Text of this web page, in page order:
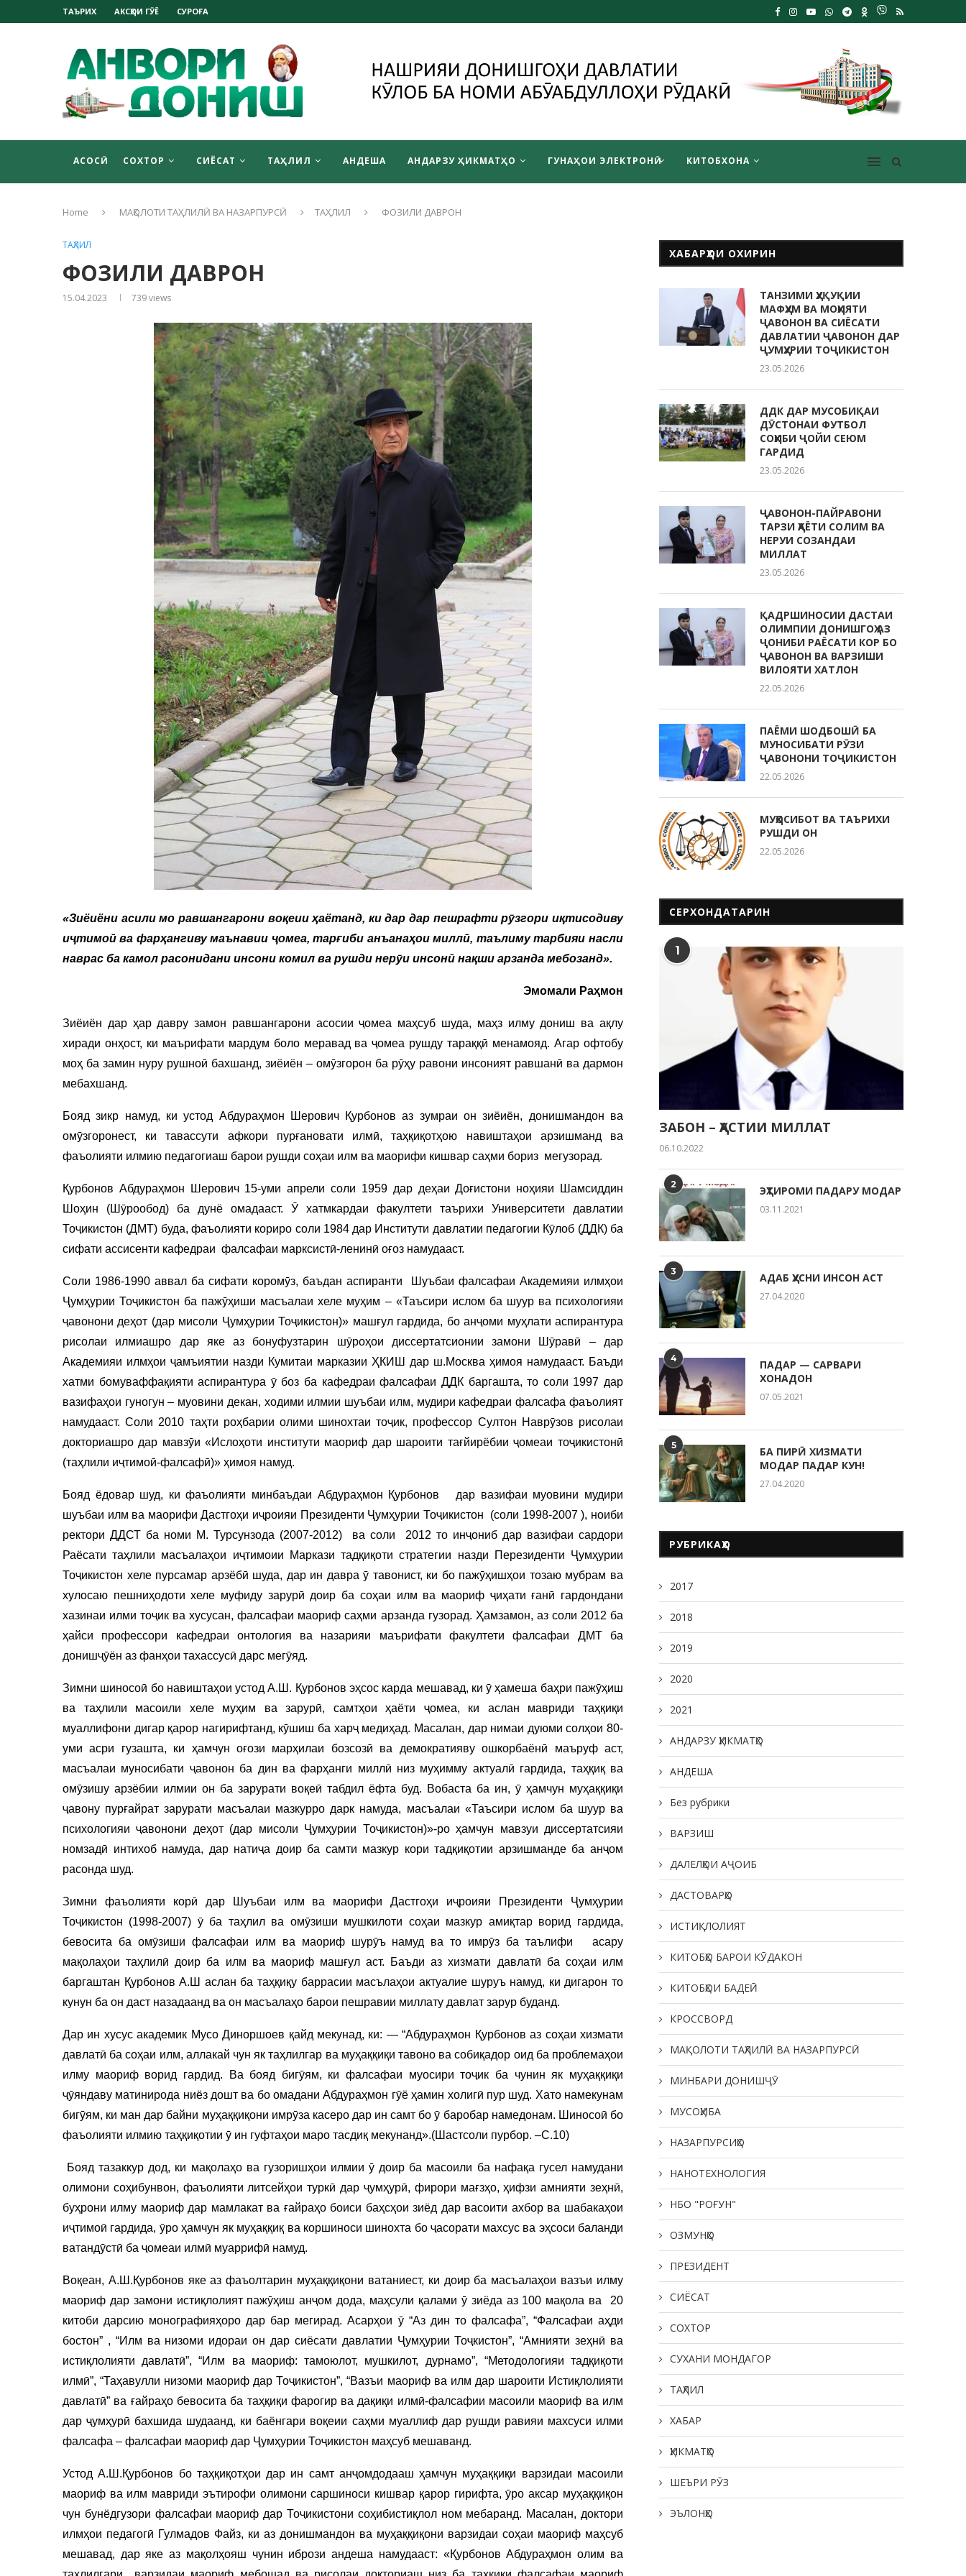
ТАЪРИХ АКСҲОИ ГӮЁ СУРОҒА
АСОСӢ СОХТОР СИЁСАТ ТАҲЛИЛ АНДЕША АНДАРЗУ ҲИКМАТҲО ГУНАҲОИ ЭЛЕКТРОНӢ КИТОБХОНА
Home МАҚОЛОТИ ТАҲЛИЛӢ ВА НАЗАРПУРСӢ ТАҲЛИЛ ФОЗИЛИ ДАВРОН
ТАҲЛИЛ
ФОЗИЛИ ДАВРОН
15.04.2023 739views
«Зиёиёни асили мо равшангарони воқеии ҳаётанд, ки дар дар пешрафти рӯзгори иқтисодиву
иҷтимоӣ ва фарҳангиву маънавии ҷомеа, тарғиби анъанаҳои миллӣ, таълиму тарбияи насли
наврас ба камол расонидани инсони комил ва рушди нерӯи инсонӣ нақши арзанда мебозанд».
Эмомали Раҳмон
Зиёиён дар ҳар давру замон равшангарони асосии ҷомеа маҳсуб шуда, маҳз илму дониш ва ақлу
хиради онҳост, ки маърифати мардум боло меравад ва ҷомеа рушду тараққӣ менамояд. Агар офтобу
моҳ ба замин нуру рушноӣ бахшанд, зиёиён – омӯзгорон ба рӯҳу равони инсоният равшанӣ ва дармон
мебахшанд.
Бояд зикр намуд, ки устод Абдураҳмон Шерович Қурбонов аз зумраи он зиёиён, донишмандон ва
омӯзгоронест, ки тавассути афкори пурғановати илмӣ, таҳқиқотҳою навиштаҳои арзишманд ва
фаъолияти илмию педагогиаш барои рушди соҳаи илм ва маорифи кишвар саҳми бориз мегузорад.
Қурбонов Абдураҳмон Шерович 15-уми апрели соли 1959 дар деҳаи Доғистони ноҳияи Шамсиддин
Шоҳин (Шӯрообод) ба дунё омадааст. Ӯ хатмкардаи факултети таърихи Университети давлатии
Тоҷикистон (ДМТ) буда, фаъолияти кориро соли 1984 дар Институти давлатии педагогии Кӯлоб (ДДК) ба
сифати ассисенти кафедраи фалсафаи марксистӣ-ленинӣ оғоз намудааст.
Соли 1986-1990 аввал ба сифати коромӯз, баъдан аспиранти Шуъбаи фалсафаи Академияи илмҳои
Ҷумҳурии Тоҷикистон ба пажӯҳиши масъалаи хеле муҳим – «Таъсири ислом ба шуур ва психологияи
ҷавонони деҳот (дар мисоли Ҷумҳурии Тоҷикистон)» машғул гардида, бо анҷоми муҳлати аспирантура
рисолаи илмиашро дар яке аз бонуфузтарин шӯроҳои диссертатсионии замони Шӯравӣ – дар
Академияи илмҳои ҷамъиятии назди Кумитаи марказии ҲКИШ дар ш.Москва ҳимоя намудааст. Баъди
хатми бомуваффақияти аспирантура ӯ боз ба кафедраи фалсафаи ДДК баргашта, то соли 1997 дар
вазифаҳои гуногун – муовини декан, ходими илмии шуъбаи илм, мудири кафедраи фалсафа фаъолият
намудааст. Соли 2010 таҳти роҳбарии олими шинохтаи тоҷик, профессор Султон Наврӯзов рисолаи
докториашро дар мавзӯи «Ислоҳоти институти маориф дар шароити тағйирёбии ҷомеаи тоҷикистонӣ
(таҳлили иҷтимоӣ-фалсафӣ)» ҳимоя намуд.
Бояд ёдовар шуд, ки фаъолияти минбаъдаи Абдураҳмон Қурбонов дар вазифаи муовини мудири
шуъбаи илм ва маорифи Дастгоҳи иҷроияи Президенти Ҷумҳурии Тоҷикистон (соли 1998-2007 ), ноиби
ректори ДДСТ ба номи М. Турсунзода (2007-2012) ва соли 2012 то инҷониб дар вазифаи сардори
Раёсати таҳлили масъалаҳои иҷтимоии Маркази тадқиқоти стратегии назди Перезиденти Ҷумҳурии
Тоҷикистон хеле пурсамар арзёбӣ шуда, дар ин давра ӯ тавонист, ки бо пажӯҳишҳои тозаю мубрам ва
хулосаю пешниҳодоти хеле муфиду зарурӣ доир ба соҳаи илм ва маориф ҷиҳати ғанӣ гардондани
хазинаи илми тоҷик ва хусусан, фалсафаи маориф саҳми арзанда гузорад. Ҳамзамон, аз соли 2012 ба
ҳайси профессори кафедраи онтология ва назарияи маърифати факултети фалсафаи ДМТ ба
донишҷӯён аз фанҳои тахассусӣ дарс мегӯяд.
Зимни шиносоӣ бо навиштаҳои устод А.Ш. Қурбонов эҳсос карда мешавад, ки ӯ ҳамеша баҳри пажӯҳиш
ва таҳлили масоили хеле муҳим ва зарурӣ, самтҳои ҳаёти ҷомеа, ки аслан мавриди таҳқиқи
муаллифони дигар қарор нагирифтанд, кӯшиш ба харҷ медиҳад. Масалан, дар нимаи дуюми солҳои 80-
уми асри гузашта, ки ҳамчун оғози марҳилаи бозсозӣ ва демократияву ошкорбаёнӣ маъруф аст,
масъалаи муносибати ҷавонон ба дин ва фарҳанги миллӣ низ муҳимму актуалӣ гардида, таҳқиқ ва
омӯзишу арзёбии илмии он ба зарурати воқеӣ табдил ёфта буд. Вобаста ба ин, ӯ ҳамчун муҳаққиқи
ҷавону пурғайрат зарурати масъалаи мазкурро дарк намуда, масъалаи «Таъсири ислом ба шуур ва
психологияи ҷавонони деҳот (дар мисоли Ҷумҳурии Тоҷикистон)»-ро ҳамчун мавзуи диссертатсияи
номзадӣ интихоб намуда, дар натиҷа доир ба самти мазкур кори тадқиқотии арзишманде ба анҷом
расонда шуд.
Зимни фаъолияти корӣ дар Шуъбаи илм ва маорифи Дастгоҳи иҷроияи Президенти Ҷумҳурии
Тоҷикистон (1998-2007) ӯ ба таҳлил ва омӯзиши мушкилоти соҳаи мазкур амиқтар ворид гардида,
бевосита ба омӯзиши фалсафаи илм ва маориф шурӯъ намуд ва то имрӯз ба таълифи асару
мақолаҳои таҳлилӣ доир ба илм ва маориф машғул аст. Баъди аз хизмати давлатӣ ба соҳаи илм
баргаштан Қурбонов А.Ш аслан ба таҳқиқу баррасии масълаҳои актуалие шуруъ намуд, ки дигарон то
кунун ба он даст назадаанд ва он масъалаҳо барои пешравии миллату давлат зарур буданд.
Дар ин хусус академик Мусо Диноршоев қайд мекунад, ки: — “Абдураҳмон Қурбонов аз соҳаи хизмати
давлатӣ ба соҳаи илм, аллакай чун як таҳлилгар ва муҳаққиқи тавоно ва собиқадор оид ба проблемаҳои
илму маориф ворид гардид. Ва бояд бигӯям, ки фалсафаи муосири тоҷик ба чунин як муҳаққиқи
ҷӯяндаву матинирода ниёз дошт ва бо омадани Абдураҳмон гӯё ҳамин холигӣ пур шуд. Хато намекунам
бигӯям, ки ман дар байни муҳаққиқони имрӯза касеро дар ин самт бо ӯ баробар намедонам. Шиносоӣ бо
фаъолияти илмию таҳқиқотии ӯ ин гуфтаҳои маро тасдиқ мекунанд».(Шастсоли пурбор. –С.10)
Бояд тазаккур дод, ки мақолаҳо ва гузоришҳои илмии ӯ доир ба масоили ба нафақа гусел намудани
олимони соҳибунвон, фаъолияти литсейҳои туркӣ дар ҷумҳурӣ, фирори мағзҳо, ҳифзи амнияти зеҳнӣ,
буҳрони илму маориф дар мамлакат ва ғайраҳо боиси баҳсҳои зиёд дар васоити ахбор ва шабакаҳои
иҷтимоӣ гардида, ӯро ҳамчун як муҳаққиқ ва коршиноси шинохта бо ҷасорати махсус ва эҳсоси баланди
ватандӯстӣ ба ҷомеаи илмӣ муаррифӣ намуд.
Воқеан, А.Ш.Қурбонов яке аз фаъолтарин муҳаққиқони ватаниест, ки доир ба масъалаҳои вазъи илму
маориф дар замони истиқлолият пажӯҳиш анҷом дода, маҳсули қалами ӯ зиёда аз 100 мақола ва 20
китоби дарсию монографияҳоро дар бар мегирад. Асарҳои ӯ “Аз дин то фалсафа”, “Фалсафаи аҳди
бостон” , “Илм ва низоми идораи он дар сиёсати давлатии Ҷумҳурии Тоҷкистон”, “Амнияти зеҳнӣ ва
истиқлолияти давлатӣ”, “Илм ва маориф: тамоюлот, мушкилот, дурнамо”, “Методологияи тадқиқоти
илмӣ”, “Таҳавулли низоми маориф дар Тоҷикистон”, “Вазъи маориф ва илм дар шароити Истиқлолияти
давлатӣ” ва ғайраҳо бевосита ба таҳқиқи фарогир ва дақиқи илмӣ-фалсафии масоили маориф ва илм
дар ҷумҳурӣ бахшида шудаанд, ки баёнгари воқеии саҳми муаллиф дар рушди равияи махсуси илми
фалсафа – фалсафаи маориф дар Ҷумҳурии Тоҷикистон маҳсуб мешаванд.
Устод А.Ш.Қурбонов бо таҳқиқотҳои дар ин самт анҷомдодааш ҳамчун муҳаққиқи варзидаи масоили
маориф ва илм мавриди эътирофи олимони саршиноси кишвар қарор гирифта, ӯро аксар муҳаққиқон
чун бунёдгузори фалсафаи маориф дар Тоҷикистони соҳибистиқлол ном мебаранд. Масалан, доктори
илмҳои педагогӣ Гулмадов Файз, ки аз донишмандон ва муҳаққиқони варзидаи соҳаи маориф маҳсуб
мешавад, дар яке аз мақолҳояш чунин ибрози андеша намудааст: «Қурбонов Абдураҳмон олим ва
ХАБАРҲОИ ОХИРИН
ТАНЗИМИ ҲУҚУҚИИ
МАФҲУМ ВА МОҲИЯТИ
ҶАВОНОН ВА СИЁСАТИ
ДАВЛАТИИ ҶАВОНОН ДАР
ҶУМҲУРИИ ТОҶИКИСТОН
23.05.2026
ДДК ДАР МУСОБИҚАИ
ДӮСТОНАИ ФУТБОЛ
СОҲИБИ ҶОЙИ СЕЮМ
ГАРДИД
23.05.2026
ҶАВОНОН-ПАЙРАВОНИ
ТАРЗИ ҲАЁТИ СОЛИМ ВА
НЕРУИ СОЗАНДАИ
МИЛЛАТ
23.05.2026
ҚАДРШИНОСИИ ДАСТАИ
ОЛИМПИИ ДОНИШГОҲ АЗ
ҶОНИБИ РАЁСАТИ КОР БО
ҶАВОНОН ВА ВАРЗИШИ
ВИЛОЯТИ ХАТЛОН
22.05.2026
ПАЁМИ ШОДБОШӢ БА
МУНОСИБАТИ РӮЗИ
ҶАВОНОНИ ТОҶИКИСТОН
22.05.2026
МУҲОСИБОТ ВА ТАЪРИХИ
РУШДИ ОН
22.05.2026
СЕРХОНДАТАРИН
1
ЗАБОН – ҲАСТИИ МИЛЛАТ
06.10.2022
2 ЭҲТИРОМИ ПАДАРУ МОДАР
03.11.2021
3 АДАБ ҲУСНИ ИНСОН АСТ
27.04.2020
4
ПАДАР — САРВАРИ
ХОНАДОН
07.05.2021
5
БА ПИРӢ ХИЗМАТИ
МОДАР ПАДАР КУН!
27.04.2020
РУБРИКАҲО
2017
2018
2019
2020
2021
АНДАРЗУ ҲИКМАТҲО
АНДЕША
Без рубрики
ВАРЗИШ
ДАЛЕЛҲОИ АҶОИБ
ДАСТОВАРҲО
ИСТИҚЛОЛИЯТ
КИТОБҲО БАРОИ КӮДАКОН
КИТОБҲОИ БАДЕӢ
КРОССВОРД
МАҚОЛОТИ ТАҲЛИЛӢ ВА НАЗАРПУРСӢ
МИНБАРИ ДОНИШҶӮ
МУСОҲИБА
НАЗАРПУРСИҲО
НАНОТЕХНОЛОГИЯ
НБО "РОҒУН"
ОЗМУНҲО
ПРЕЗИДЕНТ
СИЁСАТ
СОХТОР
СУХАНИ МОНДАГОР
ТАҲЛИЛ
ХАБАР
ҲИКМАТҲО
ШЕЪРИ РӮЗ
ЭЪЛОНҲО